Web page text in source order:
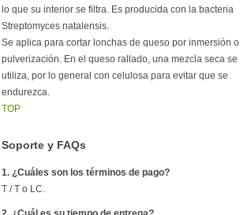
lo que su interior se filtra. Es producida con la bacteria
Streptomyces natalensis.
Se aplica para cortar lonchas de queso por inmersión o
pulverización. En el queso rallado, una mezcla seca se
utiliza, por lo general con celulosa para evitar que se
endurezca.
TOP
Soporte y FAQs
1. ¿Cuáles son los términos de pago?
T / T o LC.